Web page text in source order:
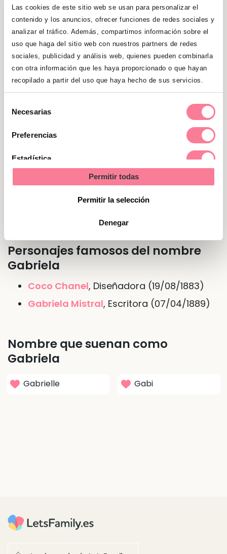
Las cookies de este sitio web se usan para personalizar el
contenido y los anuncios, ofrecer funciones de redes sociales y
analizar el tráfico. Además, compartimos información sobre el
uso que haga del sitio web con nuestros partners de redes
sociales, publicidad y análisis web, quienes pueden combinarla
con otra información que les haya proporcionado o que hayan
recopilado a partir del uso que haya hecho de sus servicios.
Necesarias
Preferencias
Estadística
Permitir todas
Permitir la selección
Denegar
Significado de "Gabriela"
Son muy agradables en el trato y que dan
mucha importancia a los amigos. Hacen de
punto de unión entre varias personas por su
carisma. Son creativas, por lo que las
profesiones artísticas las van como anillo al
dedo, inteligentes y reflexivas.
Nombre de Gabriela en otras
lenguas o idiomas
Personajes famosos del nombre
Gabriela
Coco Chanel, Diseñadora (19/08/1883)
Gabriela Mistral, Escritora (07/04/1889)
Nombre que suenan como
Gabriela
Gabrielle Gabi